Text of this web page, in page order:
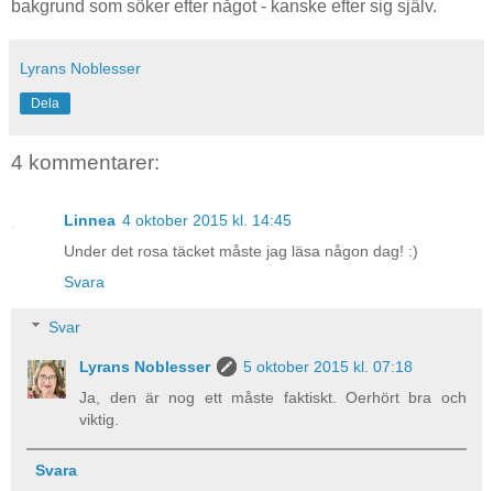
bakgrund som söker efter något - kanske efter sig själv.
Lyrans Noblesser
Dela
4 kommentarer:
Linnea 4 oktober 2015 kl. 14:45
Under det rosa täcket måste jag läsa någon dag! :)
Svara
Svar
Lyrans Noblesser
5 oktober 2015 kl. 07:18
Ja, den är nog ett måste faktiskt. Oerhört bra och
viktig.
Svara